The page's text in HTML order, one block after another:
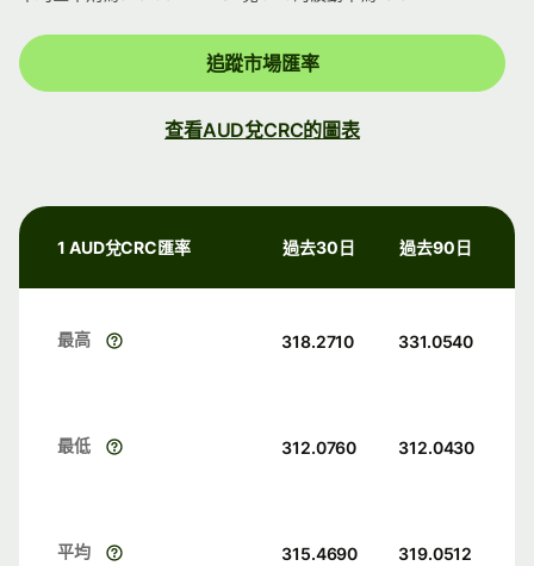
追蹤市場匯率
查看AUD兌CRC的圖表
1 AUD兌CRC匯率 過去30日 過去90日
最高 318.2710 331.0540
最低 312.0760 312.0430
平均 315.4690 319.0512